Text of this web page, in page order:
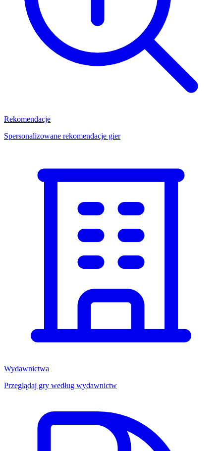
Rekomendacje
Spersonalizowane rekomendacje gier
Wydawnictwa
Przeglądaj gry według wydawnictw